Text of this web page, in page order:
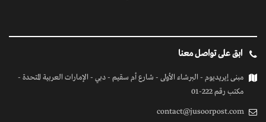
ابق على تواصل معنا
مبنى إيريديوم - البرشاء الأولى - شارع أم سقيم - دبي - الإمارات العربية المتحدة -
مكتب رقم 222-01
contact@jusoorpost.com